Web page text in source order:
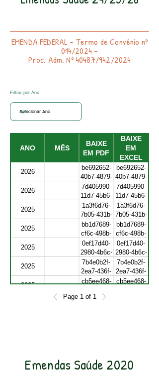
EMENDA FEDERAL - Termo de Convênio nº
014/2024 -
Proc. Adm. Nº 40487/942/2024
Filtrar por Ano
ANO MÊS
BAIXE
EM PDF
BAIXE
EM
EXCEL
2026
be692652-
40b7-4879-
9914-
dbbc887edf6f
be692652-
40b7-4879-
9914-
dbbc887edf6f
2026
7d405990-
11d7-45b6-
a28c-
9817d23f7f1f
7d405990-
11d7-45b6-
a28c-
9817d23f7f1f
2025
1a3f6d76-
7b05-431b-
bc34-
b738202bc206
1a3f6d76-
7b05-431b-
bc34-
b738202bc206
2025
bb1d7689-
cf6c-498b-
b13f-
31394f239fec
bb1d7689-
cf6c-498b-
b13f-
31394f239fec
2025
0ef17d40-
2980-4b6c-
b85f-
3b39f0291dfb
0ef17d40-
2980-4b6c-
b85f-
3b39f0291dfb
2025
7b4e0b2f-
2ea7-436f-
98c7-
7b4e0b2f-
2ea7-436f-
98c7-
2025
cb5ee468-
9f65-
cb5ee468-
b5759b23-
Page 1 of 1
Emendas Saúde 2020